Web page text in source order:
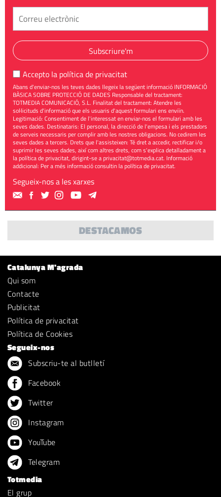
Subscriure'm
Accepto la política de privacitat
Abans d'enviar-nos les teves dades llegeix la següent informació INFORMACIÓ
BÀSICA SOBRE PROTECCIÓ DE DADES Responsable del tractament:
TOTMEDIA COMUNICACIÓ, S.L. Finalitat del tractament: Atendre les
sol·licituds d'informació que els usuaris d'aquest formulari ens enviïn.
Legitimació: Consentiment de l'interessat en enviar-nos el formulari amb les
seves dades. Destinataris: El personal, la direcció de l'empesa i els prestadors
de serveis necessaris per complir amb les nostres obligacions. No cedirem les
seves dades a tercers. Drets que l'assisteixen: Té dret a accedir, rectificar i/o
suprimir les seves dades, així com altres drets, com s'explica detalladament a
la política de privacitat, dirigint-se aprivacitat@totmedia.cat. Informació
addicional: Per a més informació consultin lapolítica de privacitat.
Segueix-nos a les xarxes
DESTACAMOS
Catalunya M'agrada
Qui som
Contacte
Publicitat
Política de privacitat
Política de Cookies
Segueix-nos
Subscriu-te al butlletí
Facebook
Twitter
Instagram
YouTube
Telegram
Totmedia
El grup